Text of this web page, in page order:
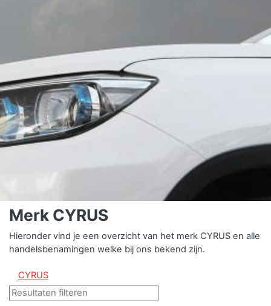
Merk CYRUS
Hieronder vind je een overzicht van het merk CYRUS en alle
handelsbenamingen welke bij ons bekend zijn.
CYRUS